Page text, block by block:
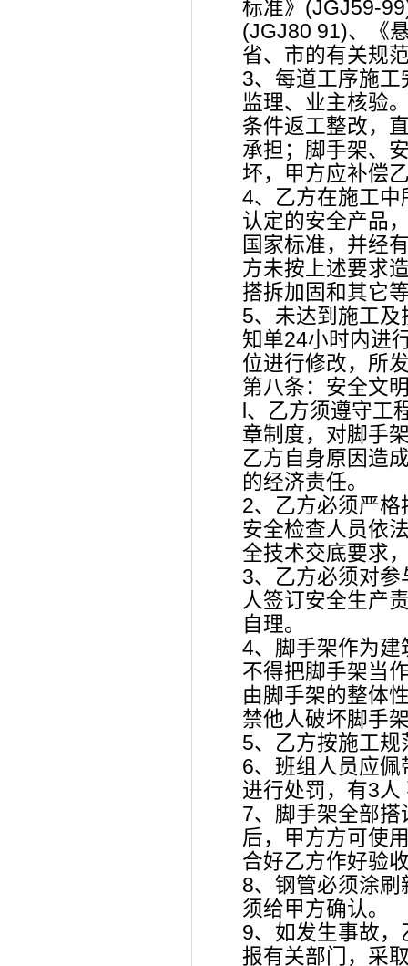
标准》(JGJ59-
(JGJ80 91)、《
省、市的有关规
3、每道工序施
监理、业主核验
条件返工整改，
承担；脚手架、
坏，甲方应补偿
4、乙方在施工
认定的安全产品
国家标准，并经
方未按上述要求
搭拆加固和其它
5、未达到施工
知单24小时内进
位进行修改，所
第八条：安全文
l、乙方须遵守工
章制度，对脚手
乙方自身原因造
的经济责任。
2、乙方必须严
安全检查人员依
全技术交底要求
3、乙方必须对
人签订安全生产
自理。
4、脚手架作为
不得把脚手架当
由脚手架的整体
禁他人破坏脚手
5、乙方按施工
6、班组人员应
进行处罚，有3
7、脚手架全部
后，甲方方可使
合好乙方作好验
8、钢管必须涂
须给甲方确认。
9、如发生事故
报有关部门，采